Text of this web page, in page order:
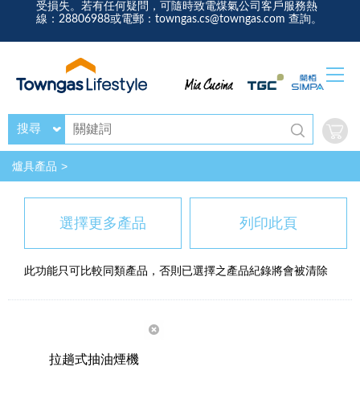
受損失。若有任何疑問，可隨時致電煤氣公司客戶服務熱
線：28806988或電郵：towngas.cs@towngas.com 查詢。
搜尋
爐具產品
選擇更多產品 列印此頁
此功能只可比較同類產品，否則已選擇之產品紀錄將會被清除
拉趟式抽油煙機